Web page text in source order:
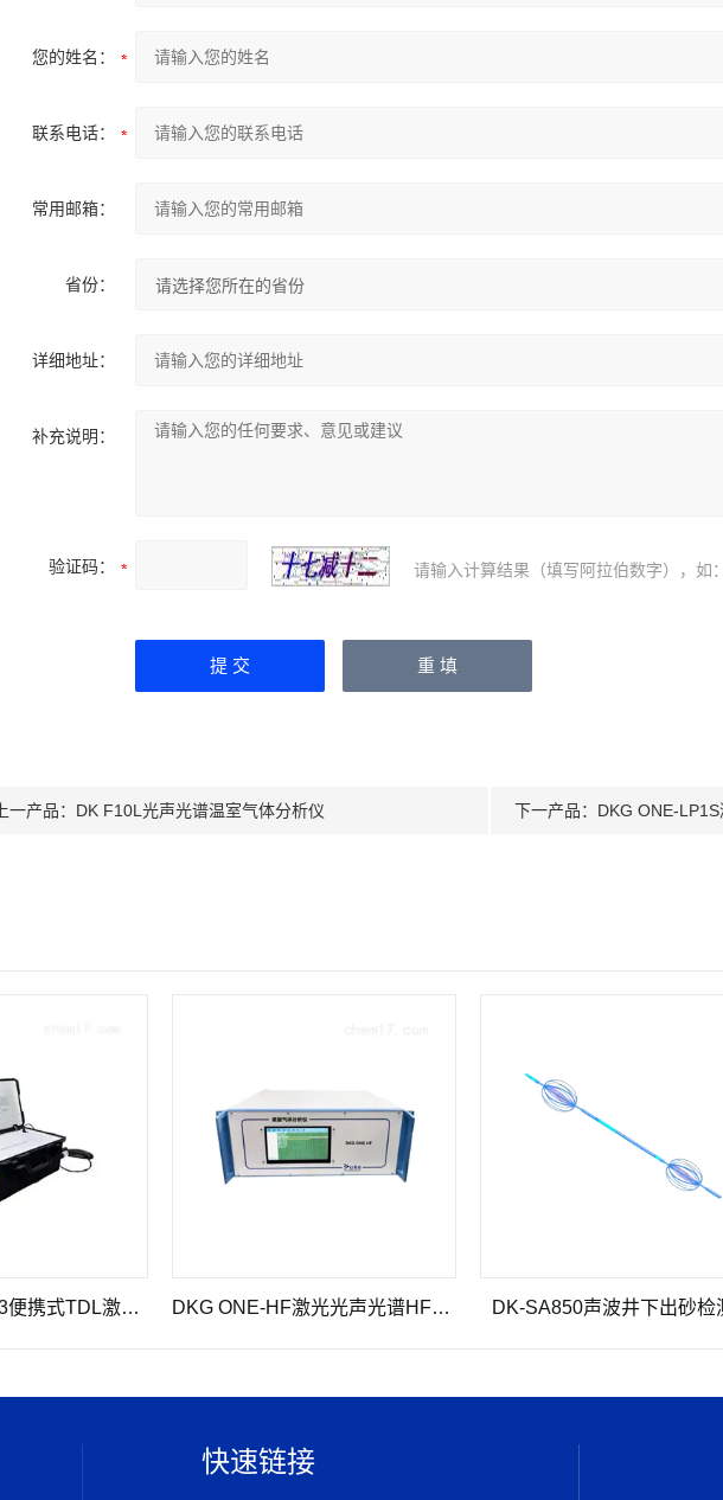
您的姓名：
联系电话：
常用邮箱：
省份：
详细地址：
补充说明：
验证码： 请输入计算结果（填写阿拉伯数字），如
上一产品： DK F10L光声光谱温室气体分析仪 下一产品： DKG ONE-
EDK 6900P NH3便携式TDL激光氨气气体分析仪 DKG ONE-HF激光光声光谱HF气体分析仪 DK-SA850声波井下出砂检测仪
快速链接